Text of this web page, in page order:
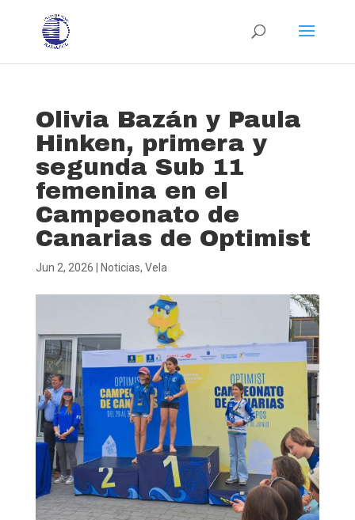
Olivia Bazán y Paula
Hinken, primera y
segunda Sub 11
femenina en el
Campeonato de
Canarias de Optimist
Jun 2, 2026 Noticias, Vela